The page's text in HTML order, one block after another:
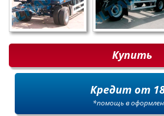
Купить
Кредит от
*помощь в